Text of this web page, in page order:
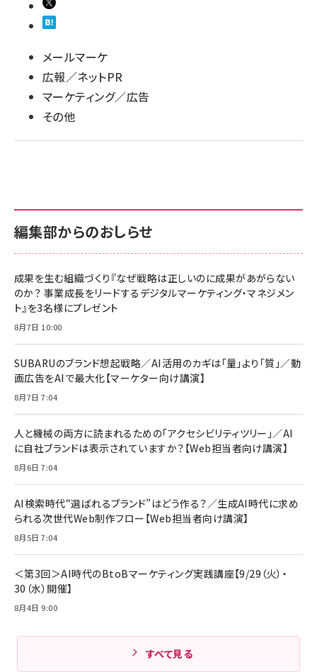
llmo (1166)
メールマーケ
広報／ネットPR
マーケティング／広告
その他
編集部からのおしらせ
成果を生む組織づくり『なぜ戦略は正しいのに成果があがらない
のか？ 事業成長をリードするデジタルマーケティング・マネジメン
ト』を3名様にプレゼント
8月7日 10:00
SUBARUのブランド想起戦略／AI活用のカギは「量」より「質」／動
画広告をAIで最大化【マーケター向け講演】
8月7日 7:04
人と機械の両方に読まれるための「アクセシビリティツリー」／AI
に自社ブランドは表示されていますか？【Web担当者向け講演】
8月6日 7:04
AI検索時代“選ばれるブランド”はどう作る？／生成AI時代に求め
られる次世代Web制作フロー【Web担当者向け講演】
8月5日 7:04
＜第3回＞AI時代のBtoBマーケティング実践講座【9/29（火）・
30（水）開催】
8月4日 9:00
すべて見る